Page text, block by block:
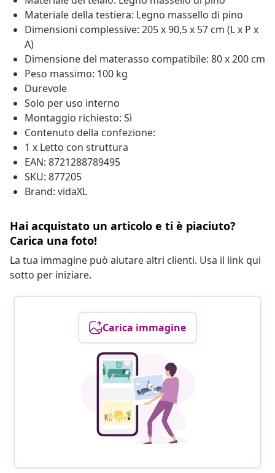
Materiale della testiera: Legno massello di pino
Dimensioni complessive: 205 x 90,5 x 57 cm (L x P x
A)
Dimensione del materasso compatibile: 80 x 200 cm
Peso massimo: 100 kg
Durevole
Solo per uso interno
Montaggio richiesto: Sì
Contenuto della confezione:
1 x Letto con struttura
EAN: 8721288789495
SKU: 877205
Brand: vidaXL
Hai acquistato un articolo e ti è piaciuto?
Carica una foto!
La tua immagine può aiutare altri clienti. Usa il link qui
sotto per iniziare.
Carica immagine